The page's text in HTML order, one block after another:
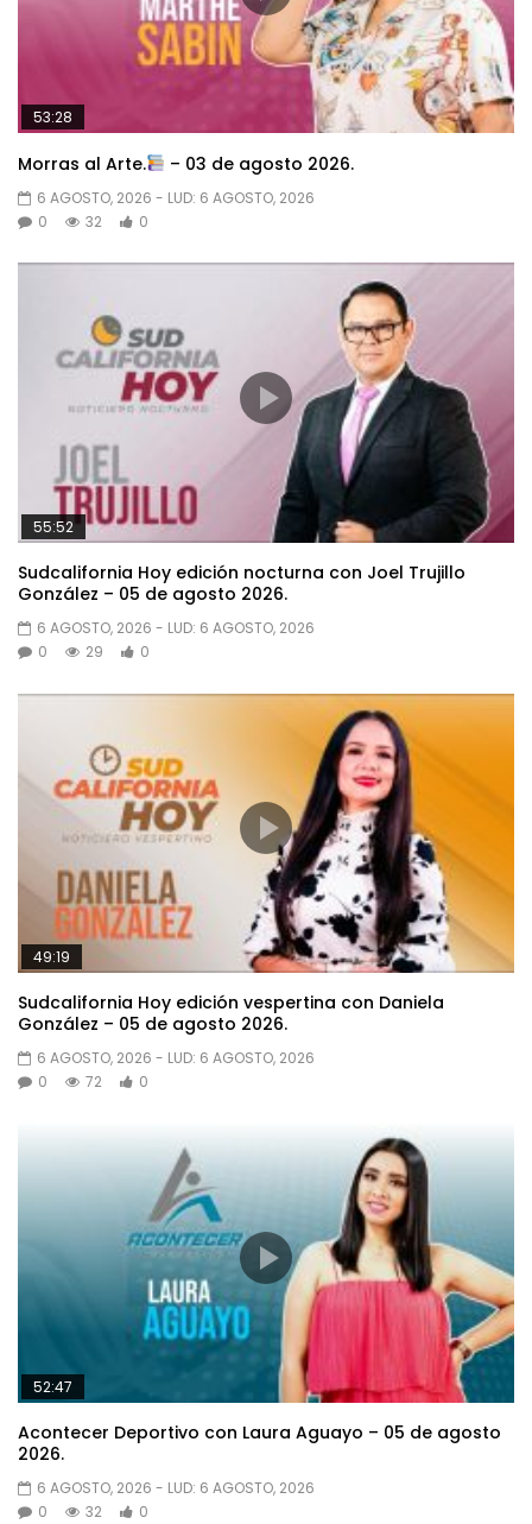
53:28
Morras al Arte. – 03 de agosto 2026.
6 AGOSTO, 2026 - LUD: 6 AGOSTO, 2026
0
32 0
55:52
Sudcalifornia Hoy edición nocturna con Joel Trujillo
González – 05 de agosto 2026.
6 AGOSTO, 2026 - LUD: 6 AGOSTO, 2026
0
29 0
49:19
Sudcalifornia Hoy edición vespertina con Daniela
González – 05 de agosto 2026.
6 AGOSTO, 2026 - LUD: 6 AGOSTO, 2026
0
72 0
52:47
Acontecer Deportivo con Laura Aguayo – 05 de agosto
2026.
6 AGOSTO, 2026 - LUD: 6 AGOSTO, 2026
0
32 0